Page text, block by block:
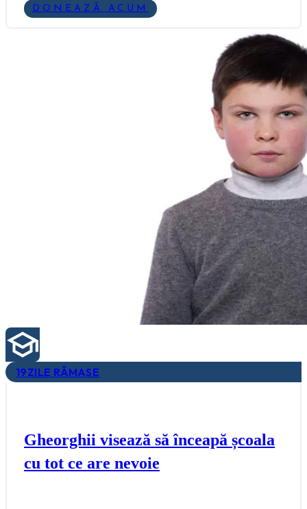
DONEAZĂ ACUM
19ZILE RĂMASE
Gheorghii visează să înceapă școala
cu tot ce are nevoie